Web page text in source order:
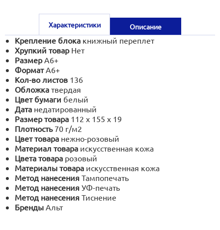
Характеристики Описание
Крепление блока книжный переплет
Хрупкий товар Нет
Размер А6+
Формат А6+
Кол-во листов 136
Обложка твердая
Цвет бумаги белый
Дата недатированный
Размер товара 112 х 155 х 19
Плотность 70 г/м2
Цвет товара нежно-розовый
Материал товара искусственная кожа
Цвета товара розовый
Материалы товара искусственная кожа
Метод нанесения Тампопечать
Метод нанесения УФ-печать
Метод нанесения Тиснение
Бренды Альт